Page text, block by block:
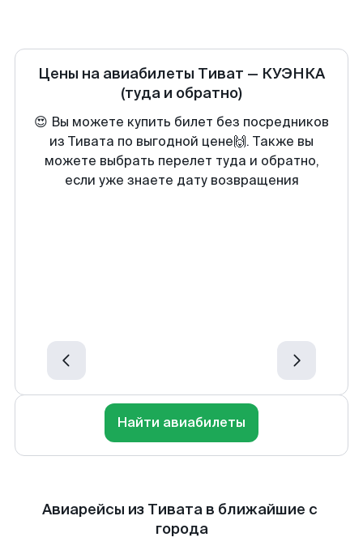
Цены на авиабилеты Тиват — КУЭНКА
(туда и обратно)
😍 Вы можете купить билет без посредников
из Тивата по выгодной цене🙌. Также вы
можете выбрать перелет туда и обратно,
если уже знаете дату возвращения
Найти авиабилеты
Авиарейсы из Тивата в ближайшие с
города